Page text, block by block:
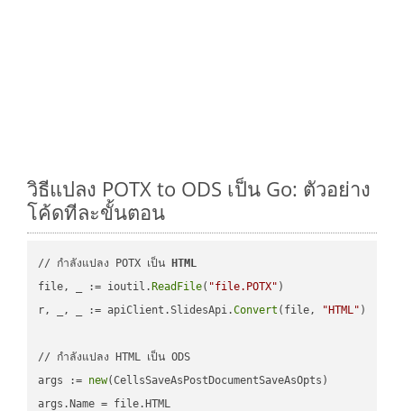
วิธีแปลง POTX to ODS เป็น Go: ตัวอย่าง
โค้ดทีละขั้นตอน
// กำลังแปลง POTX เป็น
HTML
file, _ := ioutil. ReadFile( "file.POTX" )
r, _, _ := apiClient.SlidesApi.Convert (file, "HTML" )
// กำลังแปลง HTML เป็น ODS
args := new(CellsSaveAsPostDocumentSaveAsOpts)
args.Name = file.HTML